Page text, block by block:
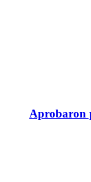
Aprobaron